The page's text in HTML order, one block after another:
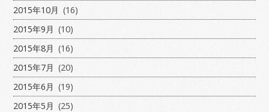
2015年10月 (16)
2015年9月 (10)
2015年8月 (16)
2015年7月 (20)
2015年6月 (19)
2015年5月 (25)